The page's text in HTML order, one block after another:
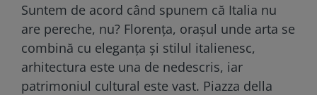
Suntem de acord când spunem că Italia nu
are pereche, nu? Florența, orașul unde arta se
combină cu eleganța și stilul italienesc,
arhitectura este una de nedescris, iar
patrimoniul cultural este vast. Piazza della